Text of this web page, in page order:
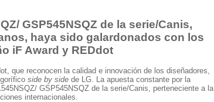
GSP545NSQZ de la serie/Canis,
haya sido galardonados con los
iF Award y REDdot
que reconocen la calidad e innovación de los diseñadores,
side by side de LG. La apuesta constante por la
GSP545NSQZ de la serie/Canis, perteneciente a la
internacionales.